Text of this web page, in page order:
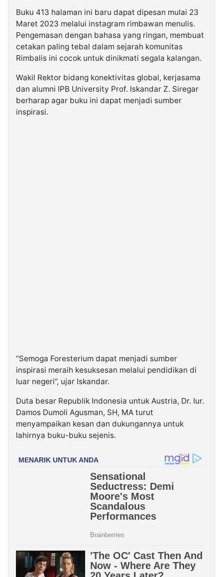
Buku 413 halaman ini baru dapat dipesan mulai 23
Maret 2023 melalui instagram rimbawan menulis.
Pengemasan dengan bahasa yang ringan, membuat
cetakan paling tebal dalam sejarah komunitas
Rimbalis ini cocok untuk dinikmati segala kalangan.
Wakil Rektor bidang konektivitas global, kerjasama
dan alumni IPB University Prof. Iskandar Z. Siregar
berharap agar buku ini dapat menjadi sumber
inspirasi.
“Semoga Foresterium dapat menjadi sumber
inspirasi meraih kesuksesan melalui pendidikan di
luar negeri”, ujar Iskandar.
Duta besar Republik Indonesia untuk Austria, Dr. Iur.
Damos Dumoli Agusman, SH, MA turut
menyampaikan kesan dan dukungannya untuk
lahirnya buku-buku sejenis.